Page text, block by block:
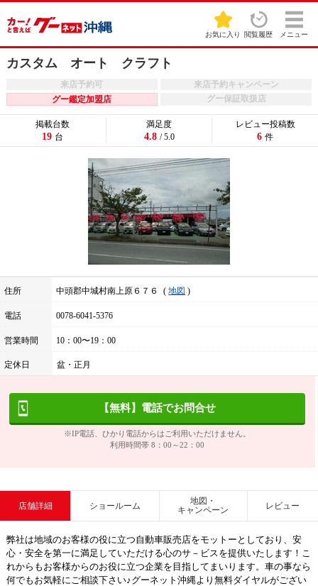
お気に入り 閲覧履歴 メニュー
カスタム オート クラフト
来店予約可
来店予約キャンペーン
グー鑑定加盟店
グー保証取扱店
住所 中頭郡中城村南上原６７６ 地図
電話 0078-6041-5376
営業時間 10：00〜19：00
定休日 盆・正月
掲載台数
19 台
満足度
4.8 / 5.0
レビュー投稿数
6 件
【無料】電話でお問合せ
※IP電話、ひかり電話からはご利用いただけません。
利用時間帯 8：00～22：00
店舗詳細 ショールーム
地図・
キャンペーン
レビュー
弊社は地域のお客様の役に立つ自動車販売店をモットーとしており、安
心・安全を第一に満足していただける心のサ－ビスを提供いたします！こ
れからもお客様からのお役に立つ企業を目指してまいります。車の事なら
何でもお気軽にご相談下さい♪グーネット沖縄より無料ダイヤルがござい